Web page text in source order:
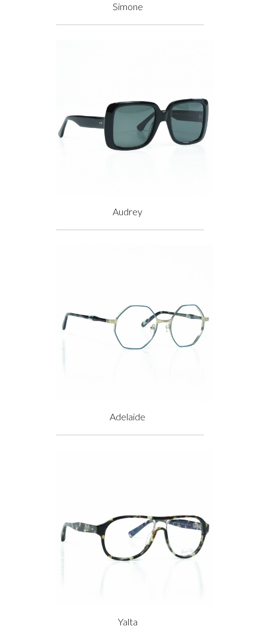
Simone
Prix
Audrey
Prix
Adelaide
Prix
Yalta